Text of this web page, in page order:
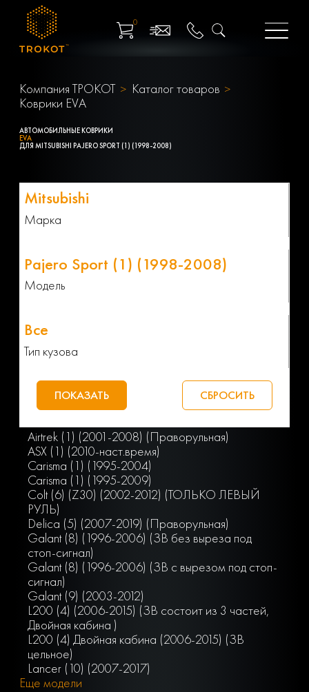
0
Компания ТРОКОТ
Каталог товаров
Коврики EVA
АВТОМОБИЛЬНЫЕ КОВРИКИ
EVA
ДЛЯ MITSUBISHI PAJERO SPORT (1) (1998-2008)
Марка
Модель
Тип кузова
Airtrek (1) (2001-2008) (Праворульная)
ASX (1) (2010-наст.время)
Carisma (1) (1995-2004)
Carisma (1) (1995-2009)
Colt (6) (Z30) (2002-2012) (ТОЛЬКО ЛЕВЫЙ
РУЛЬ)
Delica (5) (2007-2019) (Праворульная)
Galant (8) (1996-2006) (ЗВ без выреза под
стоп-сигнал)
Galant (8) (1996-2006) (ЗВ с вырезом под стоп-
сигнал)
Galant (9) (2003-2012)
L200 (4) (2006-2015) (ЗВ состоит из 3 частей,
Двойная кабина )
L200 (4) Двойная кабина (2006-2015) (ЗВ
цельное)
Lancer (10) (2007-2017)
Еще модели